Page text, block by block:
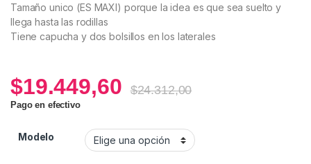
Tamaño unico (ES MAXI) porque la idea es que sea suelto y
llega hasta las rodillas
Tiene capucha y dos bolsillos en los laterales
$19.449,60 $24.312,00
Pago en efectivo
Modelo